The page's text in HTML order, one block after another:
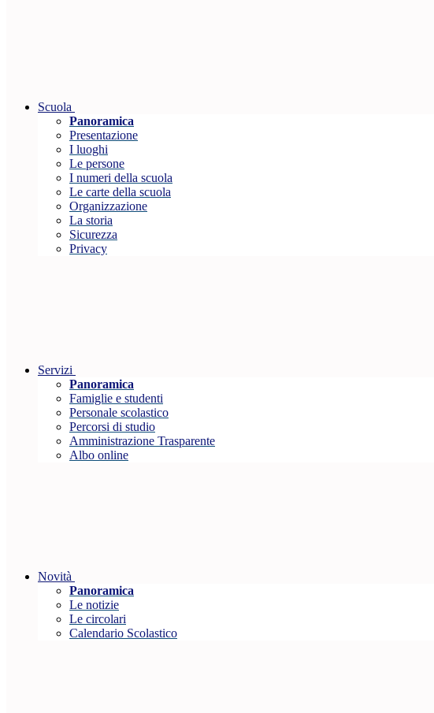
Scuola
Panoramica
Presentazione
I luoghi
Le persone
I numeri della scuola
Le carte della scuola
Organizzazione
La storia
Sicurezza
Privacy
Servizi
Panoramica
Famiglie e studenti
Personale scolastico
Percorsi di studio
Amministrazione Trasparente
Albo online
Novità
Panoramica
Le notizie
Le circolari
Calendario Scolastico